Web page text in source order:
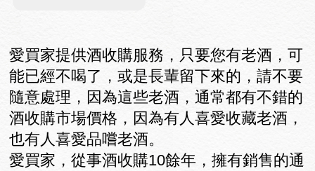
愛買家提供酒收購服務，只要您有老酒，可
能已經不喝了，或是長輩留下來的，請不要
隨意處理，因為這些老酒，通常都有不錯的
酒收購市場價格，因為有人喜愛收藏老酒，
也有人喜愛品嚐老酒。
愛買家，從事酒收購10餘年，擁有銷售的通